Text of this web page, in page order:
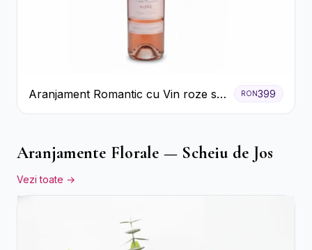
Aranjament Romantic cu Vin roze si
Flori pastel
RON399
Aranjamente Florale — Scheiu de Jos
Vezi toate →